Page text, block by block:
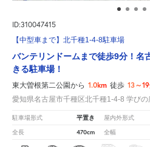
ID:310047415
【中型車まで】北千種1-4-8駐車場
バンテリンドームまで徒歩9分！名
きる駐車場！
東大曽根第二公園から 1.0km 徒歩 13～
愛知県名古屋市千種区北千種1-4-8 学びの
駐車場形式 平置き 屋内外形式
全長 470cm 全幅